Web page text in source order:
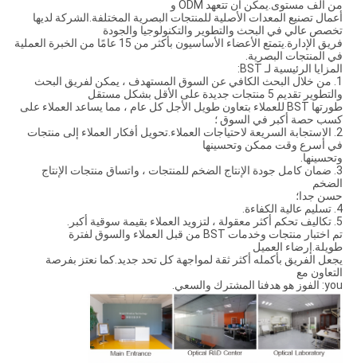
من ألف مستوى.يمكن أن تتعهد ODM و
أعمال تصنيع المعدات الأصلية للمنتجات البصرية المختلفة.الشركة لديها
تخصص عالي في البحث والتطوير والتكنولوجيا والجودة
فريق الإدارة.يتمتع الأعضاء الأساسيون بأكثر من 15 عامًا من الخبرة العملية
في المنتجات البصرية.
المزايا الرئيسية لـ BST:
1. من خلال البحث الكافي عن السوق المستهدف ، يمكن لفريق البحث
والتطوير تقديم 5 منتجات جديدة على الأقل بشكل مستقل
طورتها BST للعملاء بتعاون طويل الأجل كل عام ، مما يساعد العملاء على
كسب حصة أكبر في السوق ؛
2. الاستجابة السريعة لاحتياجات العملاء.تحويل أفكار العملاء إلى منتجات
في أسرع وقت ممكن وتحسينها
وتحسينها.
3. ضمان كامل جودة الإنتاج الضخم للمنتجات ، واتساق منتجات الإنتاج
الضخم
حسن جدا؛
4. تسليم عالية الكفاءة.
5. تكاليف تحكم أكثر معقولة ، لتزويد العملاء بقيمة سوقية أكبر.
تم اختبار منتجات وخدمات BST من قبل العملاء والسوق لفترة
طويلة.إرضاء العميل
يجعل الفريق بأكمله أكثر ثقة لمواجهة كل تحد جديد.كما نعتز بفرصة
التعاون مع
you: الفوز هو هدفنا المشترك والسعي.